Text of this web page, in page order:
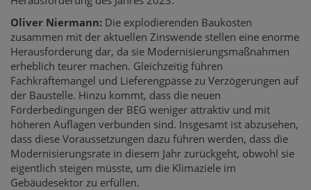
Oliver Niermann: Die explodierenden Baukosten
zusammen mit der aktuellen Zinswende stellen eine enorme
Herausforderung dar, da sie Modernisierungsmaßnahmen
erheblich teurer machen. Gleichzeitig führen
Fachkräftemangel und Lieferengpässe zu Verzögerungen auf
der Baustelle. Hinzu kommt, dass die neuen
Förderbedingungen der BEG weniger attraktiv und mit
höheren Auflagen verbunden sind. Insgesamt ist abzusehen,
dass diese Voraussetzungen dazu führen werden, dass die
Modernisierungsrate in diesem Jahr zurückgeht, obwohl sie
eigentlich steigen müsste, um die Klimaziele im
Gebäudesektor zu erfüllen.